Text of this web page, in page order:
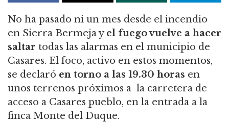
No ha pasado ni un mes desde el incendio
en Sierra Bermeja yel fuego vuelve a hacer
saltar todas las alarmas en el municipio de
Casares. El foco, activo en estos momentos,
se declaró en torno a las 19.30 horas en
unos terrenos próximos a la carretera de
acceso a Casares pueblo, en la entrada a la
finca Monte del Duque.